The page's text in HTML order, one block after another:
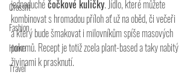
Crossfit
Fashion
Home
Travel
jednoduché čočkové kuličky. Jídlo, které můžete
kombinovat s hromadou příloh ať už na oběd, či večeři
a který bude šmakovat i milovníkům spíše masových
pokrmů. Recept je totiž zcela plant-based a taky nabitý
živinami k prasknutí.